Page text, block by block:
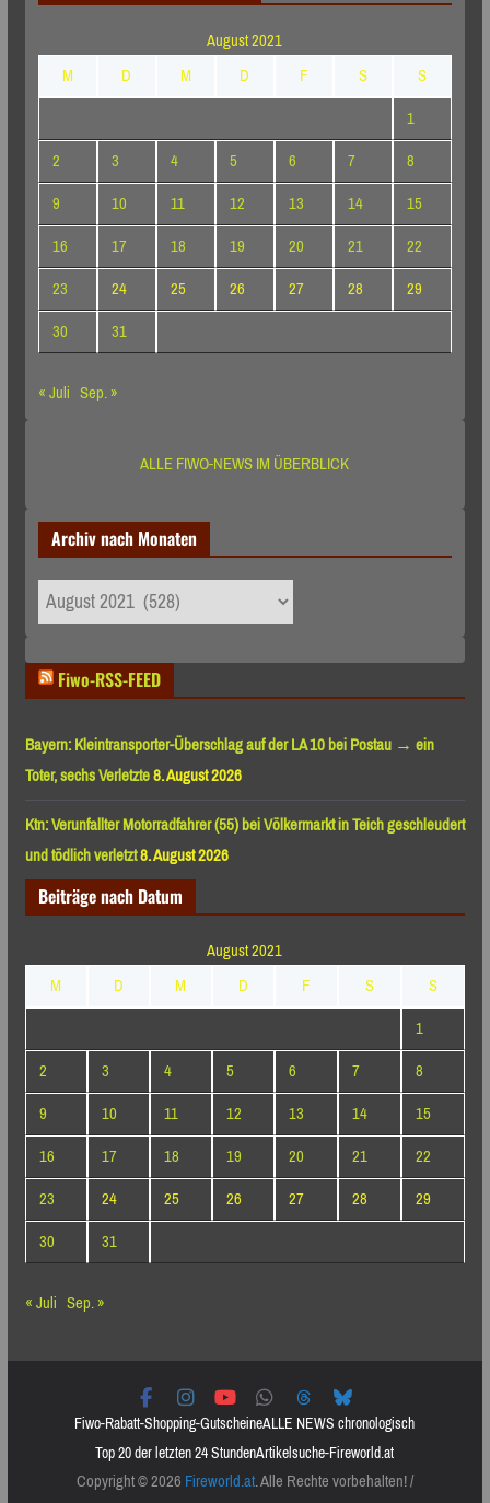
August 2021
M
D M D F S
S
1
2
3 4 5 6 7
8
9
10 11 12 13 14
15
16
17 18 19 20 21
22
23
24 25 26 27 28
29
30
31
« Juli Sep. »
ALLE FIWO-NEWS IM ÜBERBLICK
Archiv nach Monaten
Archiv
nach
Fiwo-RSS-FEED
Bayern: Kleintransporter-Überschlag auf der LA 10 bei Postau → ein
Toter, sechs Verletzte8. August 2026
Ktn: Verunfallter Motorradfahrer (55) bei Völkermarkt in Teich geschleudert
und tödlich verletzt8. August 2026
Beiträge nach Datum
August 2021
M
D M D F S
S
1
2
3 4 5 6 7
8
9
10 11 12 13 14
15
16
17 18 19 20 21
22
23
24 25 26 27 28
29
30
31
« Juli Sep. »
Fiwo-Rabatt-Shopping-GutscheineALLE NEWS chronologisch
Top 20 der letzten 24 StundenArtikelsuche-Fireworld.at
Copyright © 2026Fireworld.at. Alle Rechte vorbehalten! /